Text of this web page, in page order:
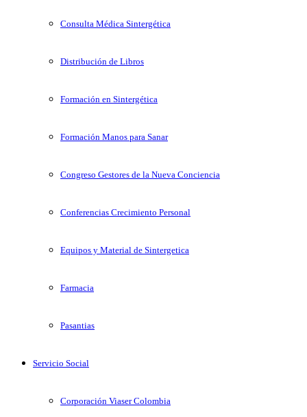
Consulta Médica Sintergética
Distribución de Libros
Formación en Sintergética
Formación Manos para Sanar
Congreso Gestores de la Nueva Conciencia
Conferencias Crecimiento Personal
Equipos y Material de Sintergetica
Farmacia
Pasantias
Servicio Social
Corporación Viaser Colombia